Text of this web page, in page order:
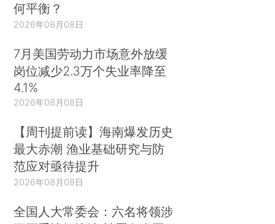
何平衡？
2026年08月08日
7月美国劳动力市场意外放缓
岗位减少2.3万个失业率降至
4.1%
2026年08月08日
【周刊提前读】海南爆发历史
最大赤潮 渔业基础研究与防
范应对亟待提升
2026年08月08日
全国人大常委会：六名将领涉